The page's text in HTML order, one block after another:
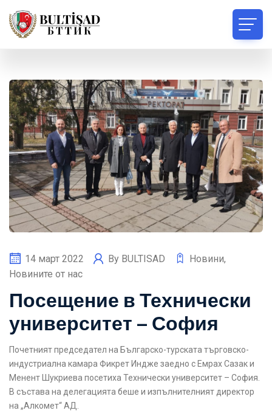
14 март 2022 By BULTISAD Новини,
Новините от нас
Посещение в Технически
университет – София
Почетният председател на Българско-турската търговско-
индустриална камара Фикрет Индже заедно с Емрах Сазак и
Менент Шукриева посетиха Технически университет – София.
В състава на делегацията беше и изпълнителният директор
на „Алкомет“ АД.